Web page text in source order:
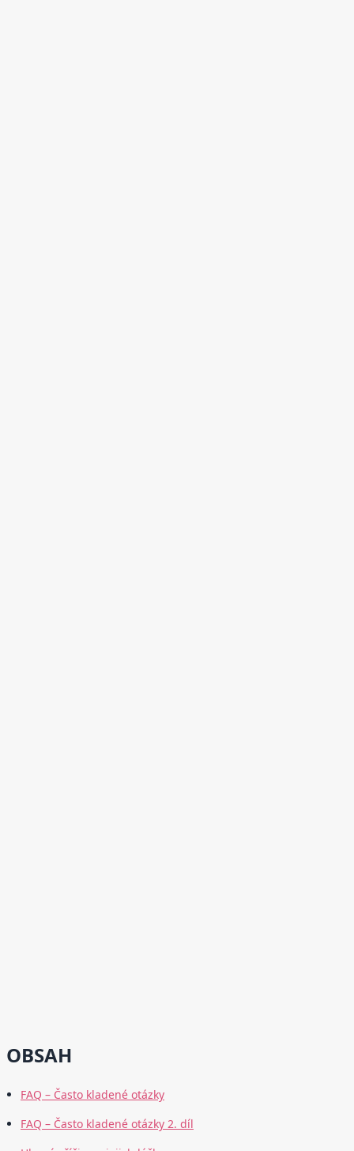
OBSAH
FAQ – Často kladené otázky
FAQ – Často kladené otázky 2. díl